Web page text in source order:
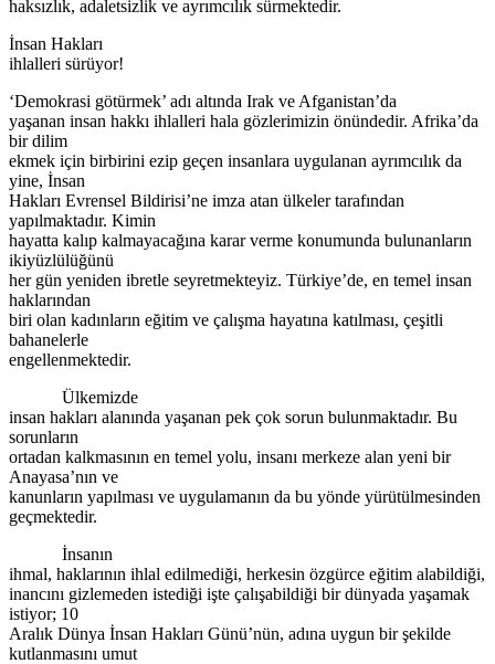
haksızlık, adaletsizlik ve ayrımcılık sürmektedir.
İnsan Hakları
ihlalleri sürüyor!
‘Demokrasi götürmek’ adı altında Irak ve Afganistan’da
yaşanan insan hakkı ihlalleri hala gözlerimizin önündedir. Afrika’da
bir dilim
ekmek için birbirini ezip geçen insanlara uygulanan ayrımcılık da
yine, İnsan
Hakları Evrensel Bildirisi’ne imza atan ülkeler tarafından
yapılmaktadır. Kimin
hayatta kalıp kalmayacağına karar verme konumunda bulunanların
ikiyüzlülüğünü
her gün yeniden ibretle seyretmekteyiz. Türkiye’de, en temel insan
haklarından
biri olan kadınların eğitim ve çalışma hayatına katılması, çeşitli
bahanelerle
engellenmektedir.
Ülkemizde
insan hakları alanında yaşanan pek çok sorun bulunmaktadır. Bu
sorunların
ortadan kalkmasının en temel yolu, insanı merkeze alan yeni bir
Anayasa’nın ve
kanunların yapılması ve uygulamanın da bu yönde yürütülmesinden
geçmektedir.
İnsanın
ihmal, haklarının ihlal edilmediği, herkesin özgürce eğitim alabildiği,
inancını gizlemeden istediği işte çalışabildiği bir dünyada yaşamak
istiyor; 10
Aralık Dünya İnsan Hakları Günü’nün, adına uygun bir şekilde
kutlanmasını umut